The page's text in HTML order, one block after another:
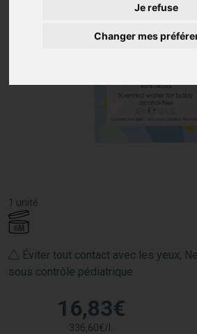
Je refuse
Changer mes
1 unité
6M
Éviter tout contact avec les yeux,
sous contrôle pédiatrique
16,83€
336,60€/l.